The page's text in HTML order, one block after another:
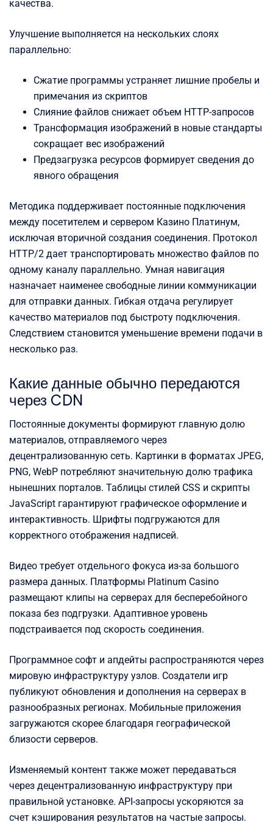
качества.
Улучшение выполняется на нескольких слоях
параллельно:
Сжатие программы устраняет лишние пробелы и
примечания из скриптов
Слияние файлов снижает объем HTTP-запросов
Трансформация изображений в новые стандарты
сокращает вес изображений
Предзагрузка ресурсов формирует сведения до
явного обращения
Методика поддерживает постоянные подключения
между посетителем и сервером Казино Платинум,
исключая вторичной создания соединения. Протокол
HTTP/2 дает транспортировать множество файлов по
одному каналу параллельно. Умная навигация
назначает наименее свободные линии коммуникации
для отправки данных. Гибкая отдача регулирует
качество материалов под быстроту подключения.
Следствием становится уменьшение времени подачи в
несколько раз.
Какие данные обычно передаются
через CDN
Постоянные документы формируют главную долю
материалов, отправляемого через
децентрализованную сеть. Картинки в форматах JPEG,
PNG, WebP потребляют значительную долю трафика
нынешних порталов. Таблицы стилей CSS и скрипты
JavaScript гарантируют графическое оформление и
интерактивность. Шрифты подгружаются для
корректного отображения надписей.
Видео требует отдельного фокуса из-за большого
размера данных. Платформы Platinum Casino
размещают клипы на серверах для бесперебойного
показа без подгрузки. Адаптивное уровень
подстраивается под скорость соединения.
Программное софт и апдейты распространяются через
мировую инфраструктуру узлов. Создатели игр
публикуют обновления и дополнения на серверах в
разнообразных регионах. Мобильные приложения
загружаются скорее благодаря географической
близости серверов.
Изменяемый контент также может передаваться
через децентрализованную инфраструктуру при
правильной установке. API-запросы ускоряются за
счет кэширования результатов на частые запросы.